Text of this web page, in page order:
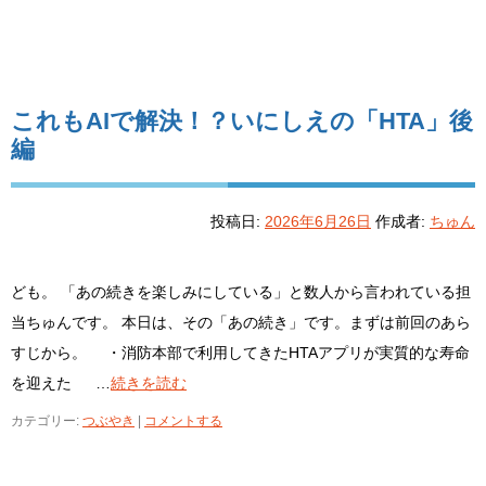
これもAIで解決！？いにしえの「HTA」後
編
投稿日: 2026年6月26日 作成者: ちゅん
ども。 「あの続きを楽しみにしている」と数人から言われている担
当ちゅんです。 本日は、その「あの続き」です。まずは前回のあら
すじから。 ・消防本部で利用してきたHTAアプリが実質的な寿命
を迎えた … 続きを読む
カテゴリー: つぶやき コメントする